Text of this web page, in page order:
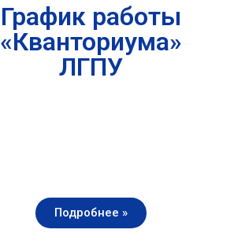
График работы
«Кванториума»
ЛГПУ
Подробнее »